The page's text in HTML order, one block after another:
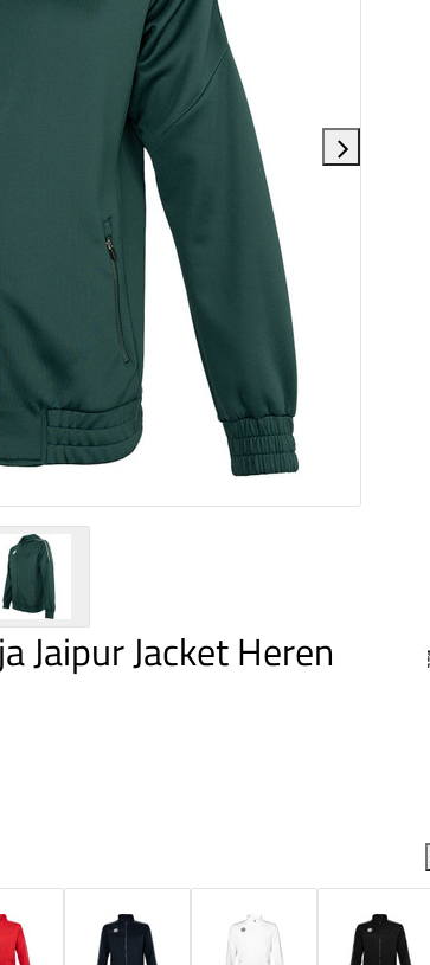
Jaipur Jacket Heren